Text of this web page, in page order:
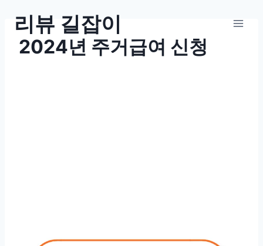
content
리뷰 길잡이
2024년 주거급여 신청